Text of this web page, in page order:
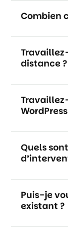
Combien
distance ?
Quels
Puis-je
existant ?